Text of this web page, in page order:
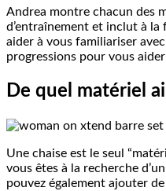
Andrea montre chacun des
d’entraînement et inclut à
aider à vous familiariser
progressions pour vous
De quel matériel
Une chaise est le seul
vous êtes à la recherche
pouvez également ajouter